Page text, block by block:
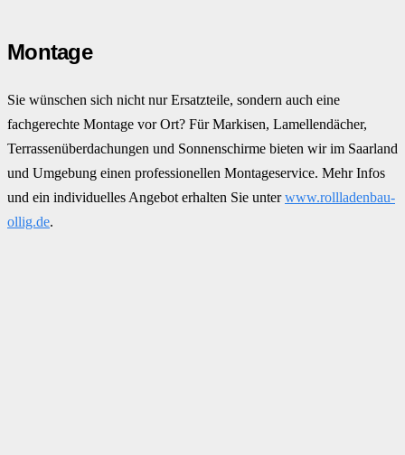
Montage
Sie wünschen sich nicht nur Ersatzteile, sondern auch eine
fachgerechte Montage vor Ort? Für Markisen, Lamellendächer,
Terrassenüberdachungen und Sonnenschirme bieten wir im Saarland
und Umgebung einen professionellen Montageservice. Mehr Infos
und ein individuelles Angebot erhalten Sie unterwww.rollladenbau-
ollig.de.